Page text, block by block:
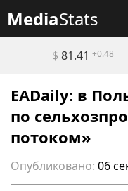
MediaStats
$ 81.41 +0.48
EADaily: в
по
потоком»
Опубликовано: 06